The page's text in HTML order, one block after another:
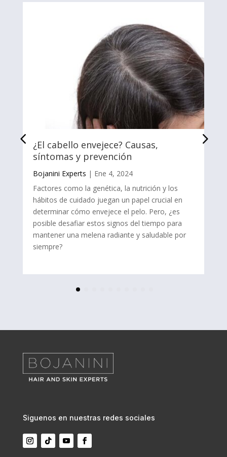
¿El cabello envejece? Causas,
síntomas y prevención
Bojanini Experts
Ene 4, 2024
Factores como la genética, la nutrición y los
hábitos de cuidado juegan un papel crucial en
determinar cómo envejece el pelo. Pero, ¿es
posible desafiar estos signos del tiempo para
mantener una melena radiante y saludable por
siempre?
Siguenos en nuestras redes sociales